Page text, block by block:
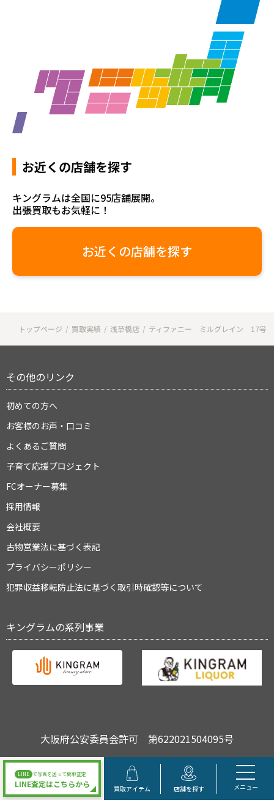
LINE で写真を送って簡単査定
LINE査定はこちらから 買取アイテム 店舗を探す メニュー
お近くの店舗を探す
キングラムは全国に95店舗展開。
出張買取もお気軽に！
お近くの店舗を探す
トップページ 買取実績 浅草橋店 ティファニー ミルグレイン 17号
その他のリンク
初めての方へ
お客様のお声・口コミ
よくあるご質問
子育て応援プロジェクト
FCオーナー募集
採用情報
会社概要
古物営業法に基づく表記
プライバシーポリシー
犯罪収益移転防止法に基づく取引時確認等について
キングラムの系列事業
大阪府公安委員会許可 第622021504095号
Copyright © キングラム All Rights Reserved.